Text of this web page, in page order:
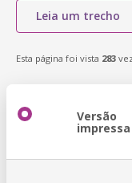
Leia um trecho
Esta página foi vista 283
Versão
impressa